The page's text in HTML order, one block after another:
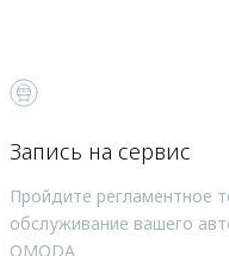
Запись на сервис
Пройдите регламентное
обслуживание вашего
OMODA